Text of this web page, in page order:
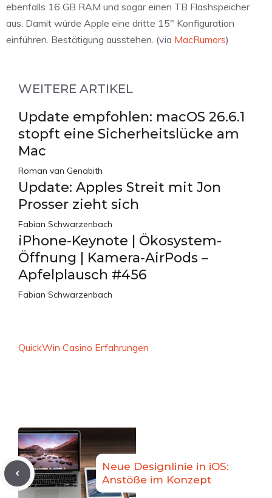
ebenfalls 16 GB RAM und sogar einen TB Flashspeicher
aus. Damit würde Apple eine dritte 15" Konfiguration
einführen. Bestätigung ausstehen. (via MacRumors)
WEITERE ARTIKEL
Update empfohlen: macOS 26.6.1
stopft eine Sicherheitslücke am
Mac
Roman van Genabith
Update: Apples Streit mit Jon
Prosser zieht sich
Fabian Schwarzenbach
iPhone-Keynote | Ökosystem-
Öffnung | Kamera-AirPods –
Apfelplausch #456
Fabian Schwarzenbach
QuickWin Casino Erfahrungen
Neue Designlinie in iOS:
Anstöße im Konzept